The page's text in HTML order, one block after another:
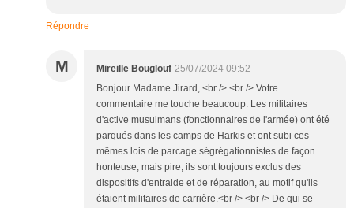
Répondre
M Mireille Bouglouf 25/07/2024 09:52
Bonjour Madame Jirard, <br /> <br /> Votre
commentaire me touche beaucoup. Les militaires
d'active musulmans (fonctionnaires de l'armée) ont été
parqués dans les camps de Harkis et ont subi ces
mêmes lois de parcage ségrégationnistes de façon
honteuse, mais pire, ils sont toujours exclus des
dispositifs d'entraide et de réparation, au motif qu'ils
étaient militaires de carrière.<br /> <br /> De qui se